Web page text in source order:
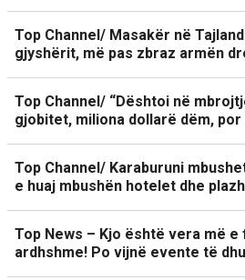
Top Channel/ Masakër në
gjyshërit, më pas zbraz armën
Top Channel/ “Dështoi në
gjobitet, miliona dollarë dëm,
Top Channel/ Karaburuni
e huaj mbushën hotelet dhe
Top News – Kjo është vera më
ardhshme! Po vijnë evente të